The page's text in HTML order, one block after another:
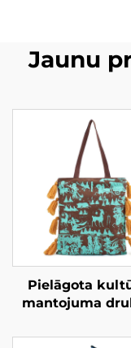
Jaunu
Pielāgota
mantojuma
– amatnieciska